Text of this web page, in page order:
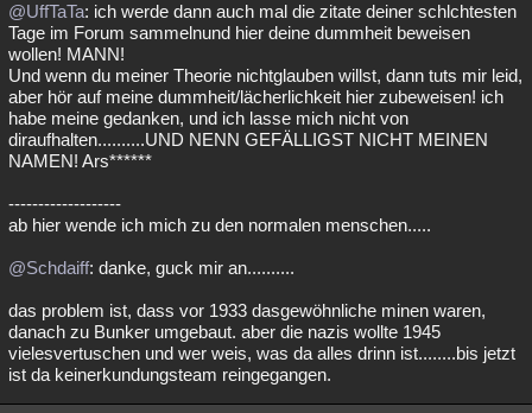
Astronomie Helpdesk Gruppen Gaming Filme
Musik Clash Verbesserungen Allmystery English
Übersichten
Besucht Teilgenommen Alle Neue Geschlossen
@UffTaTa: ich werde dann auch mal die zitate deiner schlchtesten
Tage im Forum sammelnund hier deine dummheit beweisen
wollen! MANN!
Und wenn du meiner Theorie nichtglauben willst, dann tuts mir leid,
aber hör auf meine dummheit/lächerlichkeit hier zubeweisen! ich
habe meine gedanken, und ich lasse mich nicht von
diraufhalten..........UND NENN GEFÄLLIGST NICHT MEINEN
NAMEN! Ars******
-------------------
ab hier wende ich mich zu den normalen menschen.....
@Schdaiff: danke, guck mir an..........
das problem ist, dass vor 1933 dasgewöhnliche minen waren,
danach zu Bunker umgebaut. aber die nazis wollte 1945
vielesvertuschen und wer weis, was da alles drinn ist........bis jetzt
ist da keinerkundungsteam reingegangen.